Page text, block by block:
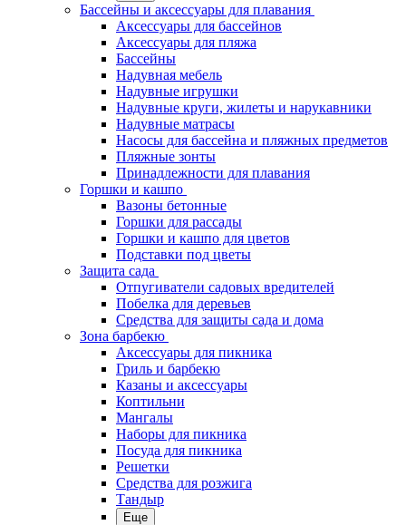
Бассейны и аксессуары для плавания
Аксессуары для бассейнов
Аксессуары для пляжа
Бассейны
Надувная мебель
Надувные игрушки
Надувные круги, жилеты и нарукавники
Надувные матрасы
Насосы для бассейна и пляжных предметов
Пляжные зонты
Принадлежности для плавания
Горшки и кашпо
Вазоны бетонные
Горшки для рассады
Горшки и кашпо для цветов
Подставки под цветы
Защита сада
Отпугиватели садовых вредителей
Побелка для деревьев
Средства для защиты сада и дома
Зона барбекю
Аксессуары для пикника
Гриль и барбекю
Казаны и аксессуары
Коптильни
Мангалы
Наборы для пикника
Посуда для пикника
Решетки
Средства для розжига
Тандыр
Еще